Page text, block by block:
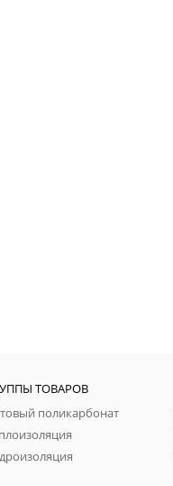
ТОВАРОВ
поликарбонат